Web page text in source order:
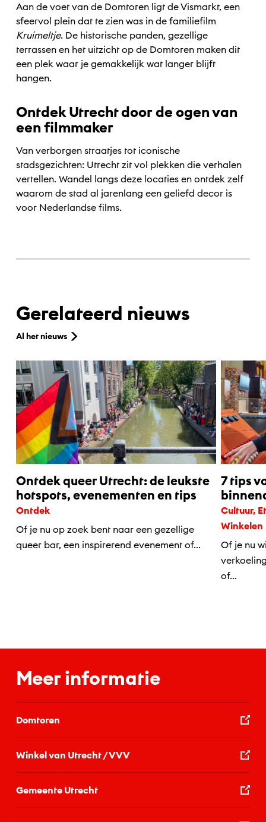
Aan de voet van de Domtoren ligt de Vismarkt, een
sfeervol plein dat te zien was in de familiefilm
Kruimeltje. De historische panden, gezellige
terrassen en het uitzicht op de Domtoren maken dit
een plek waar je gemakkelijk wat langer blijft
hangen.
Ontdek Utrecht door de ogen van
een filmmaker
Van verborgen straatjes tot iconische
stadsgezichten: Utrecht zit vol plekken die verhalen
vertellen. Wandel langs deze locaties en ontdek zelf
waarom de stad al jarenlang een geliefd decor is
voor Nederlandse films.
Gerelateerd nieuws
Al het nieuws
Ontdek queer Utrecht: de leukste
hotspots, evenementen en tips
Ontdek
Of je nu op zoek bent naar een gezellige
queer bar, een inspirerend evenement of...
7 tips
Cultuur, Eten & drinken, Kids, Ontdek,
Winkelen
Of je nu
of...
Meer informatie
Domtoren
Winkel van Utrecht / VVV
Gemeente Utrecht